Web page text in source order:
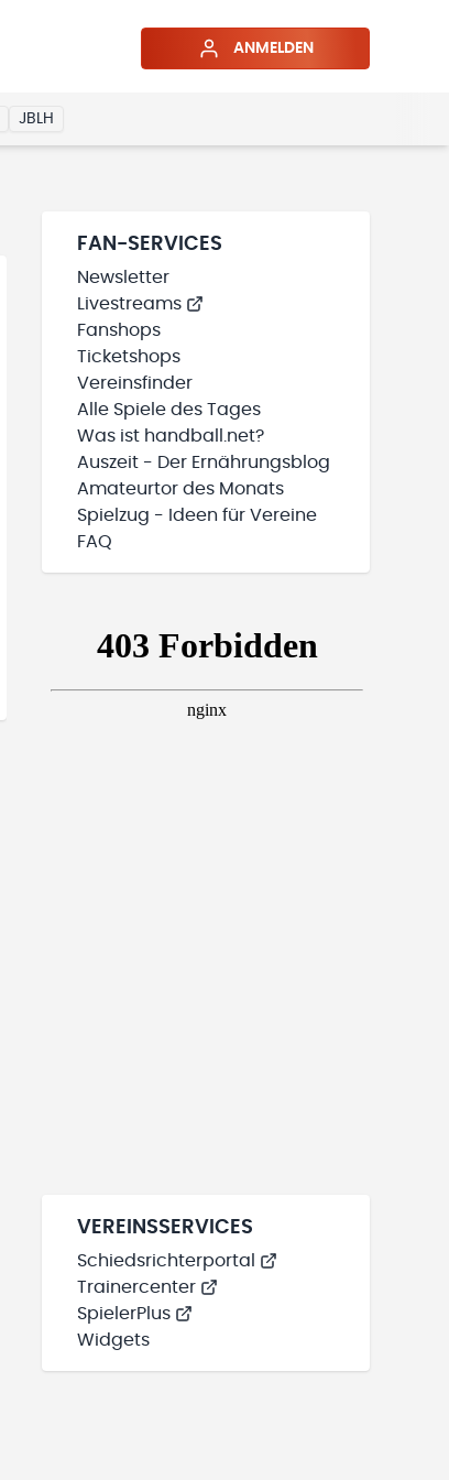
ANMELDEN
JBLH
FAN-SERVICES
Newsletter
Livestreams
Fanshops
Ticketshops
Vereinsfinder
Alle Spiele des Tages
Was ist handball.net?
Auszeit - Der Ernährungsblog
Amateurtor des Monats
Spielzug - Ideen für Vereine
FAQ
VEREINSSERVICES
Schiedsrichterportal
Trainercenter
SpielerPlus
Widgets